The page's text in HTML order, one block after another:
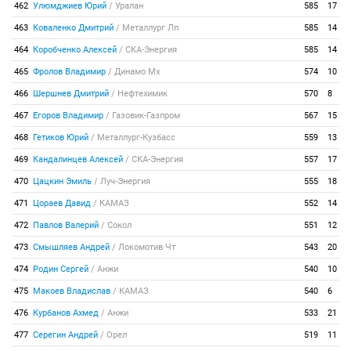
462 Улюмджиев Юрий / Уралан 585 17
463 Коваленко Дмитрий / Металлург Лп 585 14
464 Коробченко Алексей / СКА-Энергия 585 14
465 Фролов Владимир / Динамо Мх 574 10
466 Шершнев Дмитрий / Нефтехимик 570 8
467 Егоров Владимир / Газовик-Газпром 567 15
468 Гетиков Юрий / Металлург-Кузбасс 559 13
469 Кандалинцев Алексей / СКА-Энергия 557 17
470 Цацкин Эмиль / Луч-Энергия 555 18
471 Цораев Давид / КАМАЗ 552 14
472 Павлов Валерий / Сокол 551 12
473 Смышляев Андрей / Локомотив Чт 543 20
474 Родин Сергей / Анжи 540 10
475 Макоев Владислав / КАМАЗ 540 6
476 Курбанов Ахмед / Анжи 533 21
477 Серегин Андрей / Орел 519 11